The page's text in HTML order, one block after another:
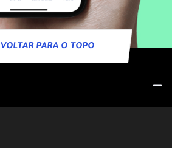
VOLTAR PARA O TOPO